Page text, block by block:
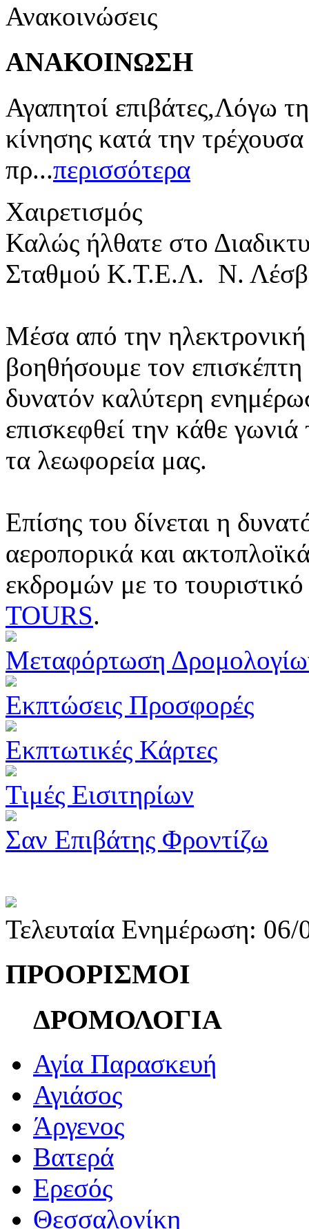
Ανακοινώσεις
ΑΝΑΚΟΙΝΩΣΗ
Αγαπητοί επιβάτες,Λόγω
κίνησης κατά την
πρ...περισσότερα
Χαιρετισμός
Καλώς ήλθατε στο
Σταθμού Κ.Τ.Ε.Λ. Ν.
Μέσα από την ηλεκτρονική
βοηθήσουμε τον
δυνατόν καλύτερη
επισκεφθεί την κάθε
τα λεωφορεία μας.
Επίσης του δίνεται η
αεροπορικά και
εκδρομών με το
TOURS.
Μεταφόρτωση
Εκπτώσεις Προσφορές
Εκπτωτικές Κάρτες
Τιμές Εισιτηρίων
Σαν Επιβάτης Φροντίζω
Τελευταία Ενημέρωση:
ΠΡΟΟΡΙΣΜΟΙ
ΔΡΟΜΟΛΟΓΙΑ
Αγία Παρασκευή
Αγιάσος
Άργενος
Βατερά
Ερεσός
Θεσσαλονίκη